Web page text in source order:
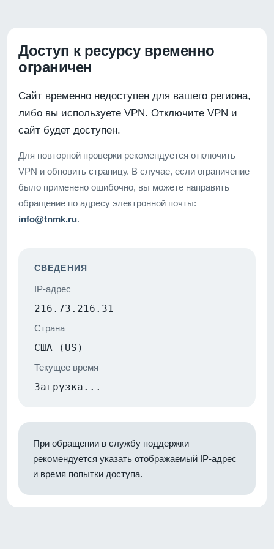
Доступ к ресурсу временно
ограничен
Сайт временно недоступен для вашего региона,
либо вы используете VPN. Отключите VPN и
сайт будет доступен.
Для повторной проверки рекомендуется отключить
VPN и обновить страницу. В случае, если ограничение
было применено ошибочно, вы можете направить
обращение по адресу электронной почты:
info@tnmk.ru.
СВЕДЕНИЯ
IP-адрес
216.73.216.31
Страна
США (US)
Текущее время
Загрузка...
При обращении в службу поддержки
рекомендуется указать отображаемый IP-адрес
и время попытки доступа.